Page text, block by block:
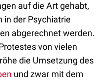
auf die Art gehabt,
in der Psychiatrie
abgerechnet werden.
von vielen
die Umsetzung des
und zwar mit dem